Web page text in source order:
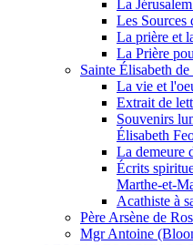
La
Les Sources
La prière et
La Prière
Sainte Élisabeth de
La vie et
Extrait de
Souvenirs
Élisabeth
La demeure
Écrits
Marthe-et-
Acathiste à
Père Arsène de
Mgr Antoine